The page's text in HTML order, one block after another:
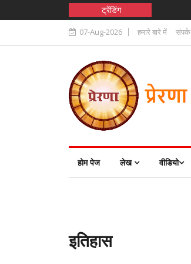
ट्रेंडिंग
07-Aug-2026 हमारे बारे में संपर्क
होम पेज लेख वीडियो
इतिहास